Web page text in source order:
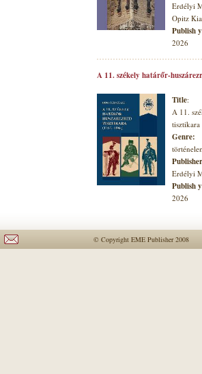
Erdélyi
Opitz
Publish
2026
A 11. székely határőr-
Title:
A 11.
tisztikara
Genre:
Erdélyi
Publish
2026
© Copyright EME Publisher 2008